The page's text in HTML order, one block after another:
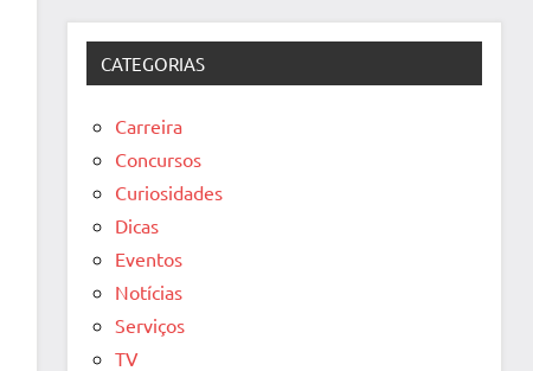
CATEGORIAS
Carreira
Concursos
Curiosidades
Dicas
Eventos
Notícias
Serviços
TV